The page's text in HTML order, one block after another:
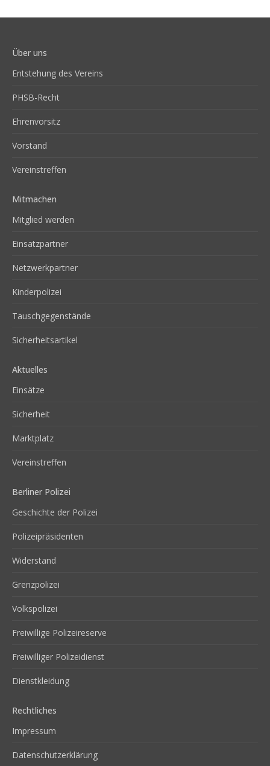
Über uns
Entstehung des Vereins
PHSB-Recht
Ehrenvorsitz
Vorstand
Vereinstreffen
Mitmachen
Mitglied werden
Einsatzpartner
Netzwerkpartner
Kinderpolizei
Tauschgegenstände
Sicherheitsartikel
Aktuelles
Einsätze
Sicherheit
Marktplatz
Vereinstreffen
Berliner Polizei
Geschichte der Polizei
Polizeipräsidenten
Widerstand
Grenzpolizei
Volkspolizei
Freiwillige Polizeireserve
Freiwilliger Polizeidienst
Dienstkleidung
Rechtliches
Impressum
Datenschutzerklärung